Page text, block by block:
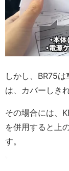
しかし、BR75
は、カバーしき
その場合には、
を併用すると上
す。